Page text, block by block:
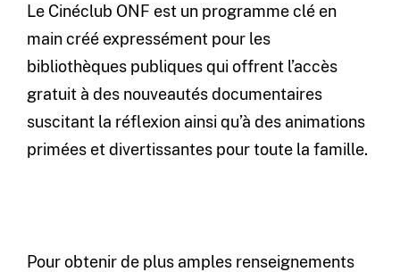
Le Cinéclub ONF est un programme clé en
main créé expressément pour les
bibliothèques publiques qui offrent l’accès
gratuit à des nouveautés documentaires
suscitant la réflexion ainsi qu’à des animations
primées et divertissantes pour toute la famille.
Pour obtenir de plus amples renseignements